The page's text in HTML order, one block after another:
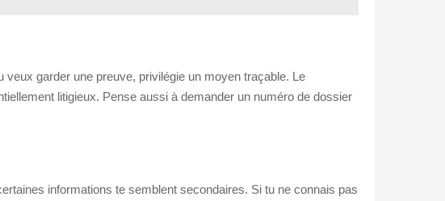
garder une preuve, privilégie un moyen traçable. Le
litigieux. Pense aussi à demander un numéro de dossier
informations te semblent secondaires. Si tu ne connais pas